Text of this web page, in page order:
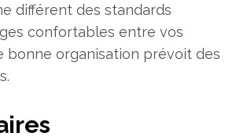
différent des standards
confortables entre vos
bonne organisation prévoit des